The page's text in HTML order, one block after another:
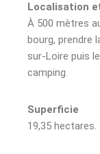
Localisation
À 500 mètres
bourg, prendre
sur-Loire puis
camping.
Superficie
19,35 hectares.